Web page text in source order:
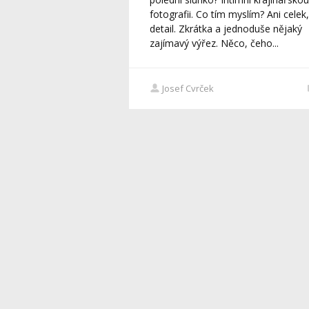
fotografii. Co tím myslím? Ani
detail. Zkrátka a jednoduše nějaký
zajímavý výřez. Něco, čeho...
Josef Cvrček